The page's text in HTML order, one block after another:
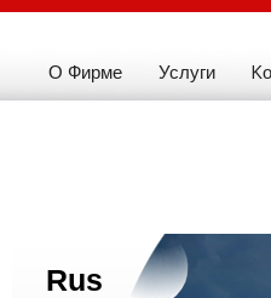
О Фирме Услуги
Rus